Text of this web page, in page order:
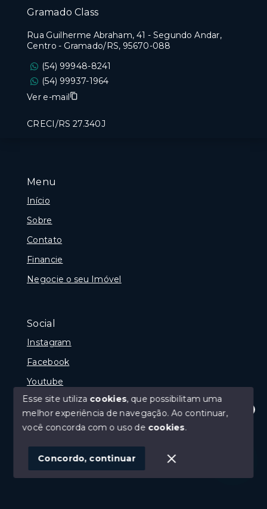
Olá! Estamos disponíveis para te ajudar.
Menu
Início
Sobre
Contato
Financie
Negocie o seu Imóvel
Social
Instagram
Facebook
Youtube
© Copyright 2026 - Gramado Class - Todos os direitos
SITE PARA IMOBILIARIA
Gramado Class
Rua Guilherme Abraham, 41 - Segundo Andar,
Centro - Gramado/RS, 95670-088
(54) 99948-8241
(54) 99937-1964
Ver e-mail
CRECI/RS 27.340J
Esse site utiliza cookies, que possibilitam uma
melhor experiência de navegação.Ao continuar,
você concorda com o uso de cookies.
Concordo, continuar